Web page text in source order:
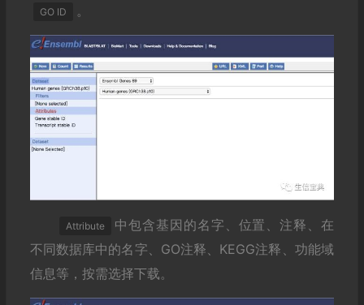
GO ID 。
Attribute
中包含基因的名字、位置、注释、在
不同数据库中的名字、GO注释、KEGG注释、功能域
信息等，按需选择下载。